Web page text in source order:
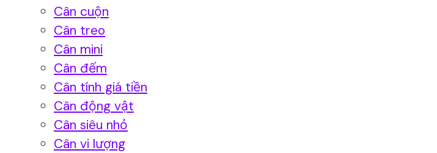
Cân cuộn
Cân treo
Cân mini
Cân đếm
Cân tính giá tiền
Cân động vật
Cân siêu nhỏ
Cân vi lượng